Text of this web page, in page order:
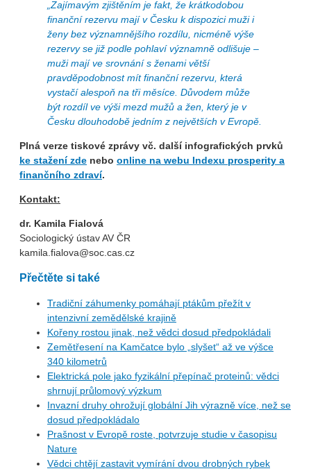
„Zajímavým zjištěním je fakt, že krátkodobou
finanční rezervu mají v Česku k dispozici muži i
ženy bez významnějšího rozdílu, nicméně výše
rezervy se již podle pohlaví významně odlišuje –
muži mají ve srovnání s ženami větší
pravděpodobnost mít finanční rezervu, která
vystačí alespoň na tři měsíce. Důvodem může
být rozdíl ve výši mezd mužů a žen, který je v
Česku dlouhodobě jedním z největších v Evropě.
Plná verze tiskové zprávy vč. další infografických prvků
ke stažení zde nebo online na webu Indexu prosperity a
finančního zdraví.
Kontakt:
dr. Kamila Fialová
Sociologický ústav AV ČR
kamila.fialova@soc.cas.cz
Přečtěte si také
Tradiční záhumenky pomáhají ptákům přežít v
intenzivní zemědělské krajině
Kořeny rostou jinak, než vědci dosud předpokládali
Zemětřesení na Kamčatce bylo „slyšet“ až ve výšce
340 kilometrů
Elektrická pole jako fyzikální přepínač proteinů: vědci
shrnují průlomový výzkum
Invazní druhy ohrožují globální Jih výrazně více, než se
dosud předpokládalo
Prašnost v Evropě roste, potvrzuje studie v časopisu
Nature
Vědci chtějí zastavit vymírání dvou drobných rybek